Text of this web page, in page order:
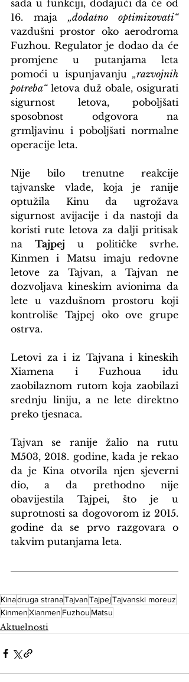
sada u funkciji, dodajući da će od
16. maja „dodatno optimizovati“
vazdušni prostor oko aerodroma
Fuzhou. Regulator je dodao da će
promjene u putanjama leta
pomoći u ispunjavanju „razvojnih
potreba“ letova duž obale, osigurati
sigurnost letova, poboljšati
sposobnost odgovora na
grmljavinu i poboljšati normalne
operacije leta.
Nije bilo trenutne reakcije
tajvanske vlade, koja je ranije
optužila Kinu da ugrožava
sigurnost avijacije i da nastoji da
koristi rute letova za dalji pritisak
na Tajpej u političke svrhe.
Kinmen i Matsu imaju redovne
letove za Tajvan, a Tajvan ne
dozvoljava kineskim avionima da
lete u vazdušnom prostoru koji
kontroliše Tajpej oko ove grupe
ostrva.
Letovi za i iz Tajvana i kineskih
Xiamena i Fuzhoua idu
zaobilaznom rutom koja zaobilazi
srednju liniju, a ne lete direktno
preko tjesnaca.
Tajvan se ranije žalio na rutu
M503, 2018. godine, kada je rekao
da je Kina otvorila njen sjeverni
dio, a da prethodno nije
obavijestila Tajpei, što je u
suprotnosti sa dogovorom iz 2015.
godine da se prvo razgovara o
takvim putanjama leta.
Kinadruga stranaTajvanTajpejTajvanski moreuz
KinmenXianmen Fuzhou Matsu
Aktuelnosti